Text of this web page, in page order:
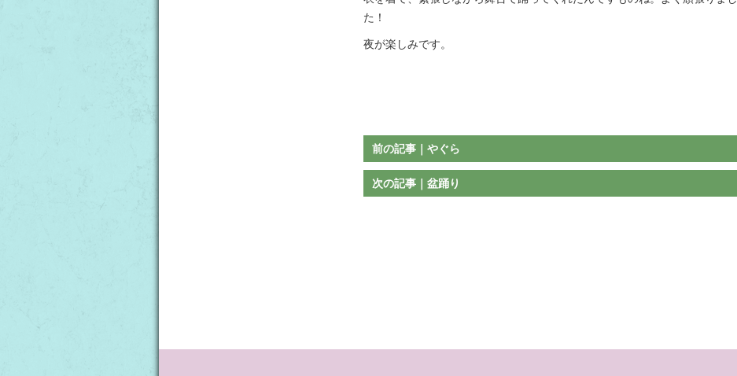
た！
夜が楽しみです。
前の記事｜やぐら
次の記事｜盆踊り